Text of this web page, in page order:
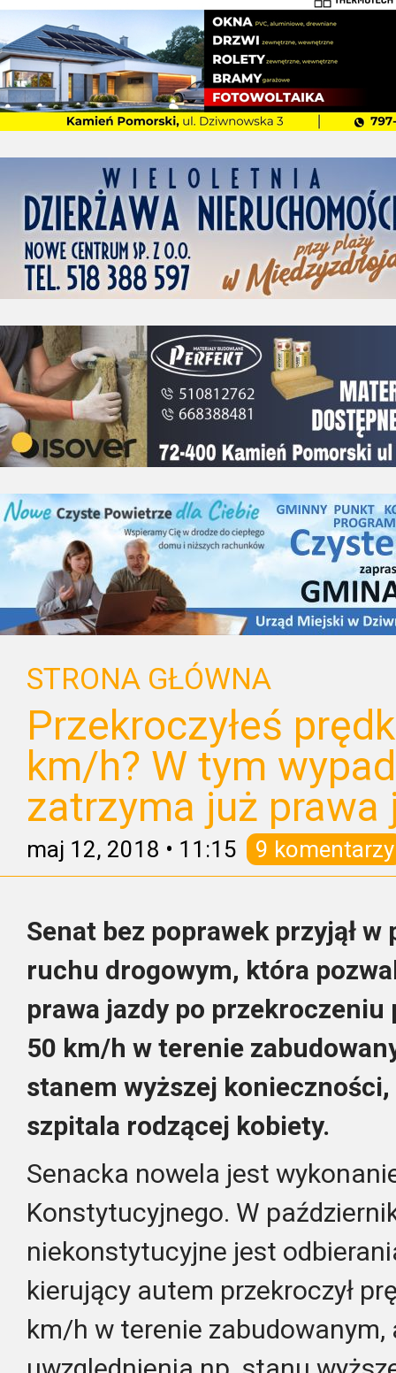
STRONA GŁÓWNA
Przekroczyłeś
km/h? W tym
zatrzyma już prawa
maj 12, 2018 • 11:15 9 komentarzy
Senat bez poprawek przyjął
ruchu drogowym, która
prawa jazdy po
50 km/h w terenie
stanem wyższej
szpitala rodzącej kobiety.
Senacka nowela jest
Konstytucyjnego. W
niekonstytucyjne jest
kierujący autem przekroczył
km/h w terenie